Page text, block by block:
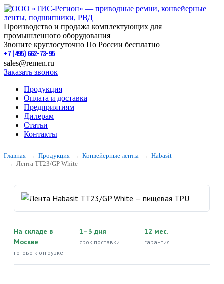
Производство и продажа комплектующих для
промышленного оборудования
Звоните круглосуточно По России бесплатно
+7 (495) 662-73-95
sales@remen.ru
Заказать звонок
Продукция
Оплата и доставка
Предприятиям
Дилерам
Статьи
Контакты
Главная Продукция Конвейерные ленты
Habasit
Лента TT23/GP White
На складе в
Москве
готово к отгрузке
1–3 дня
срок поставки
12 мес.
гарантия